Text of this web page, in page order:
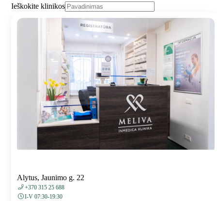
Ieškokite klinikos
Alytus, Jaunimo g. 22
+370 315 25 688
I-V 07:30-19:30